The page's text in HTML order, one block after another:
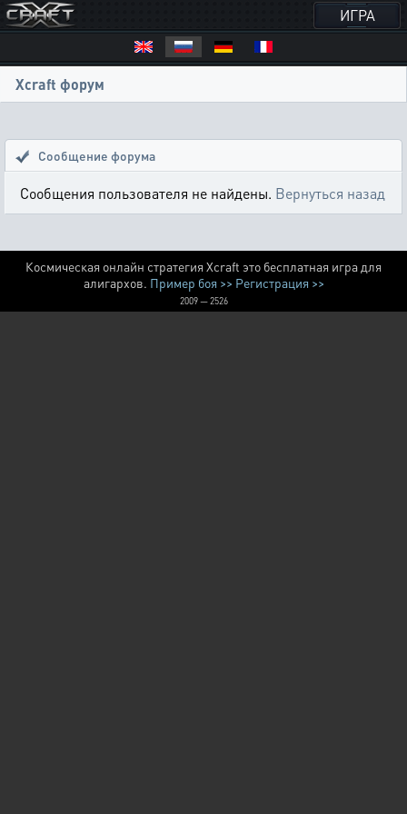
ИГРА
Xcraft форум
Сообщение форума
Сообщения пользователя не найдены. Вернуться назад
Космическая онлайн стратегия Xcraft это бесплатная игра для
алигархов. Пример боя >> Регистрация >>
2009 — 2526